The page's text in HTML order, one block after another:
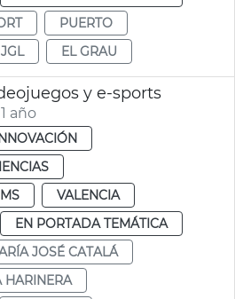
PUERTO
JGL EL GRAU
y e-sports
año
VALENCIA
EN PORTADA TEMÁTICA
JOSÉ CATALÁ
HARINERA